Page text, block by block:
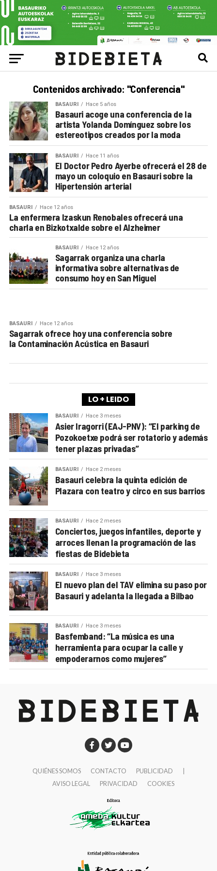
Contenidos archivado: "Conferencia"
BASAURI Hace 5 años
Basauri acoge una conferencia de la
artista Yolanda Domínguez sobre los
estereotipos creados por la moda
BASAURI Hace 11 años
El Doctor Pedro Ayerbe ofrecerá el 28 de
mayo un coloquio en Basauri sobre la
Hipertensión arterial
BASAURI Hace 12 años
La enfermera Izaskun Renobales ofrecerá una
charla en Bizkotxalde sobre el Alzheimer
BASAURI Hace 12 años
Sagarrak organiza una charla
informativa sobre alternativas de
consumo hoy en San Miguel
BASAURI Hace 12 años
Sagarrak ofrece hoy una conferencia sobre
la Contaminación Acústica en Basauri
LO + LEIDO
BASAURI Hace 3 meses
Asier Iragorri (EAJ-PNV): “El parking de
Pozokoetxe podrá ser rotatorio y además
tener plazas privadas”
BASAURI Hace 2 meses
Basauri celebra la quinta edición de
Plazara con teatro y circo en sus barrios
BASAURI Hace 2 meses
Conciertos, juegos infantiles, deporte y
arroces llenan la programación de las
fiestas de Bidebieta
BASAURI Hace 3 meses
El nuevo plan del TAV elimina su paso por
Basauri y adelanta la llegada a Bilbao
BASAURI Hace 3 meses
Basfemband: “La música es una
herramienta para ocupar la calle y
empoderarnos como mujeres”
QUIÉNES SOMOS CONTACTO PUBLICIDAD
AVISO LEGAL
PRIVACIDAD COOKIES